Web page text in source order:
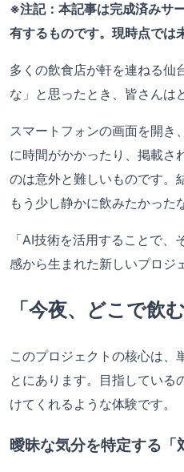
※注記：本記事は完成済みサ
有するものです。現時点では
多くの飲食店が軒を連ねる仙
な」と思ったとき、皆さんは
スマートフォンの画面を開き
に時間がかかったり、掲載さ
のは意外と難しいものです。
もう少し静かに飲みたかった
「AI技術を活用することで
感から生まれた新しいプロジ
「今夜、どこで飲
このプロジェクトの核心は、
とにあります。目指している
けてくれるような体験です。
曖昧な気分を特定する「